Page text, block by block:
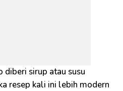
diberi sirup atau susu
resep kali ini lebih modern